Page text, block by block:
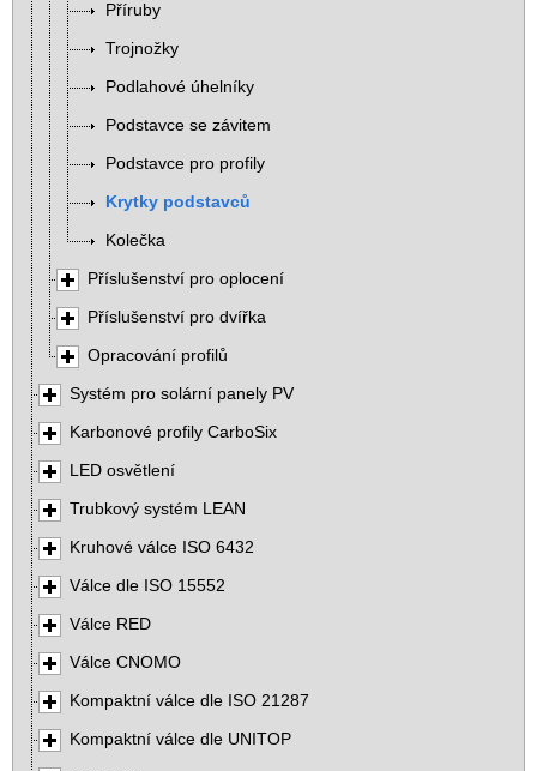
Příruby
Trojnožky
Podlahové úhelníky
Podstavce se závitem
Podstavce pro profily
Krytky podstavců
Kolečka
Příslušenství pro oplocení
Příslušenství pro dvířka
Opracování profilů
Systém pro solární panely PV
Karbonové profily CarboSix
LED osvětlení
Trubkový systém LEAN
Kruhové válce ISO 6432
Válce dle ISO 15552
Válce RED
Válce CNOMO
Kompaktní válce dle ISO 21287
Kompaktní válce dle UNITOP